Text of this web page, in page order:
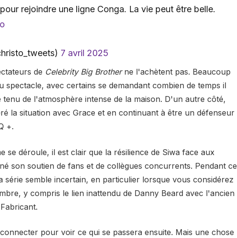
rejoindre une ligne Conga. La vie peut être belle.
7 avril 2025
de Celebrity Big Brotherne l'achètent pas. Beaucoup
spectacle, avec certains se demandant combien de temps il
de l'atmosphère intense de la maison. D'un autre côté,
la situation avec Grace et en continuant à être un défenseur
+.
se déroule, il est clair que la résilience de Siwa face aux
son soutien de fans et de collègues concurrents. Pendant ce
série semble incertain, en particulier lorsque vous considérez
y compris le lien inattendu de Danny Beard avec l'ancien
pour voir ce qui se passera ensuite. Mais une chose